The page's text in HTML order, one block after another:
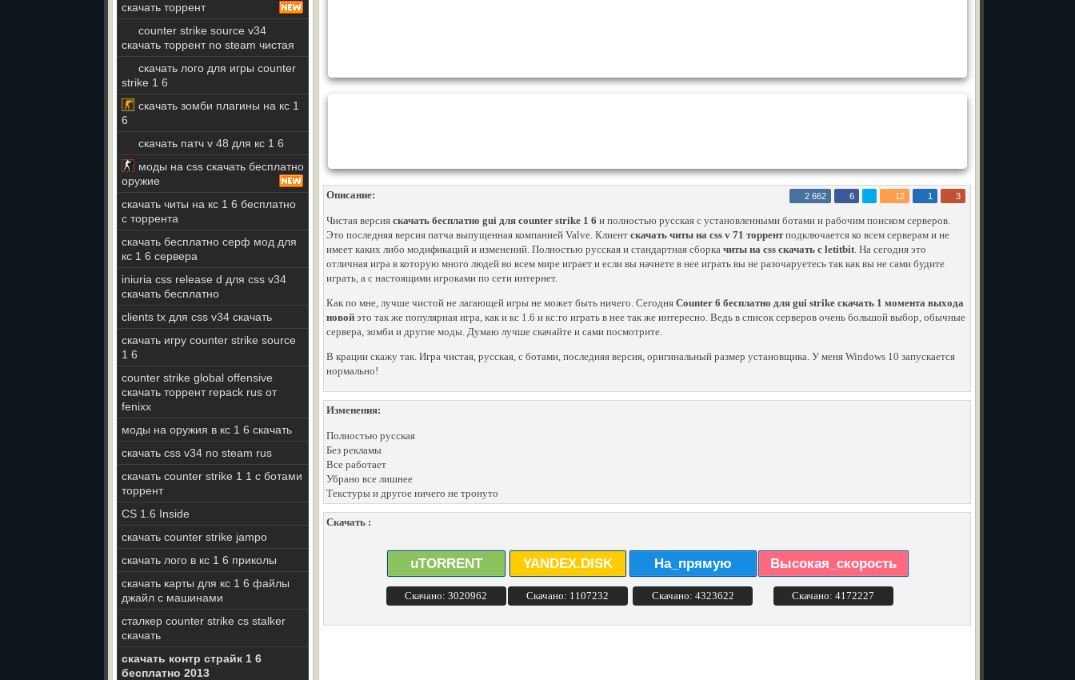
скачать торрент
counter strike source v34
скачать торрент no steam чистая
скачать лого для игры counter
strike 1 6
скачать зомби плагины на кс 1
6
скачать патч v 48 для кс 1 6
моды на css скачать бесплатно
оружие
скачать читы на кс 1 6 бесплатно
с торрента
скачать бесплатно серф мод для
кс 1 6 сервера
iniuria css release d для css v34
скачать бесплатно
clients tx для css v34 скачать
скачать игру counter strike source
1 6
counter strike global offensive
скачать торрент repack rus от
fenixx
моды на оружия в кс 1 6 скачать
скачать css v34 no steam rus
скачать counter strike 1 1 с ботами
торрент
CS 1.6 Inside
скачать counter strike jampo
скачать лого в кс 1 6 приколы
скачать карты для кс 1 6 файлы
джайл с машинами
сталкер counter strike cs stalker
скачать
скачать контр страйк 1 6
бесплатно 2013
Описание: 2 662 6 12 1 3
Чистая версия скачать бесплатно gui для counter strike 1 6 и полностью русская с установленными ботами и рабочим поиском серверов.
Это последняя версия патча выпущенная компанией Valve. Клиент скачать читы на css v 71 торрентподключается ко всем серверам и не
имеет каких либо модификаций и изменений. Полностью русская и стандартная сборка читы на css скачать с letitbit. На сегодня это
отличная игра в которую много людей во всем мире играет и если вы начнете в нее играть вы не разочаруетесь так как вы не сами будите
играть, а с настоящими игроками по сети интернет.
Как по мне, лучше чистой не лагающей игры не может быть ничего. Сегодня Counter 6 бесплатно для gui strike скачать 1 момента выхода
новой это так же популярная игра, как и кс 1.6 и кс:го играть в нее так же интересно. Ведь в список серверов очень большой выбор, обычные
сервера, зомби и другие моды. Думаю лучше скачайте и сами посмотрите.
В крации скажу так. Игра чистая, русская, с ботами, последняя версия, оригинальный размер установщика. У меня Windows 10 запускается
нормально!
Изменения:
Полностью русская
Без рекламы
Все работает
Убрано все лишнее
Текстуры и другое ничего не тронуто
Скачать :
uTORRENT
Скачано: 3020962
YANDEX.DISK
Скачано: 1107232
На_прямую
Скачано: 4323622
Высокая_скорость
Скачано: 4172227